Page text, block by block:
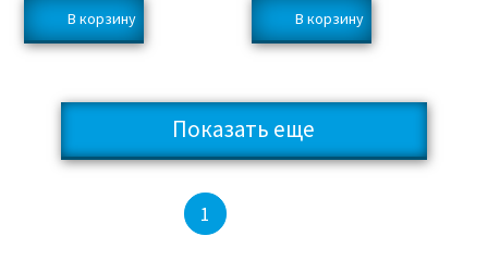
Показать еще
1